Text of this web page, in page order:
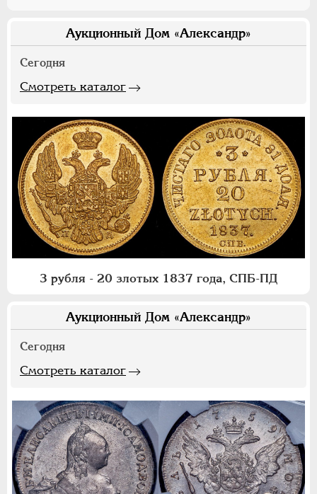
Аукционный Дом «Александр»
Сегодня
Смотреть каталог
3 рубля - 20 злотых 1837 года, СПБ-ПД
Аукционный Дом «Александр»
Сегодня
Смотреть каталог